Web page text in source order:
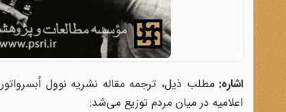
اشاره:مطلب ذیل، ترجمه مقاله‌ نشریه نوول اُبسرواتور
اعلامیه در میان مردم توزیع می‌شد: